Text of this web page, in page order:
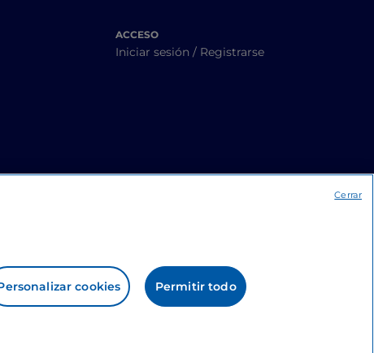
ACCESO
Iniciar sesión / Registrarse
cookies Permitir todo
Cerrar